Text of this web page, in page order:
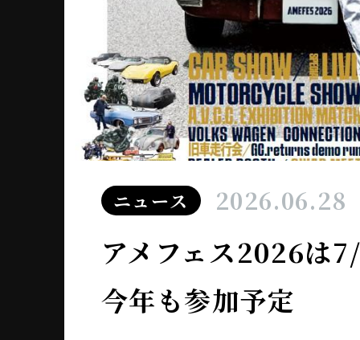
ニュース 2026.06.28
アメフェス2026
今年も参加予定